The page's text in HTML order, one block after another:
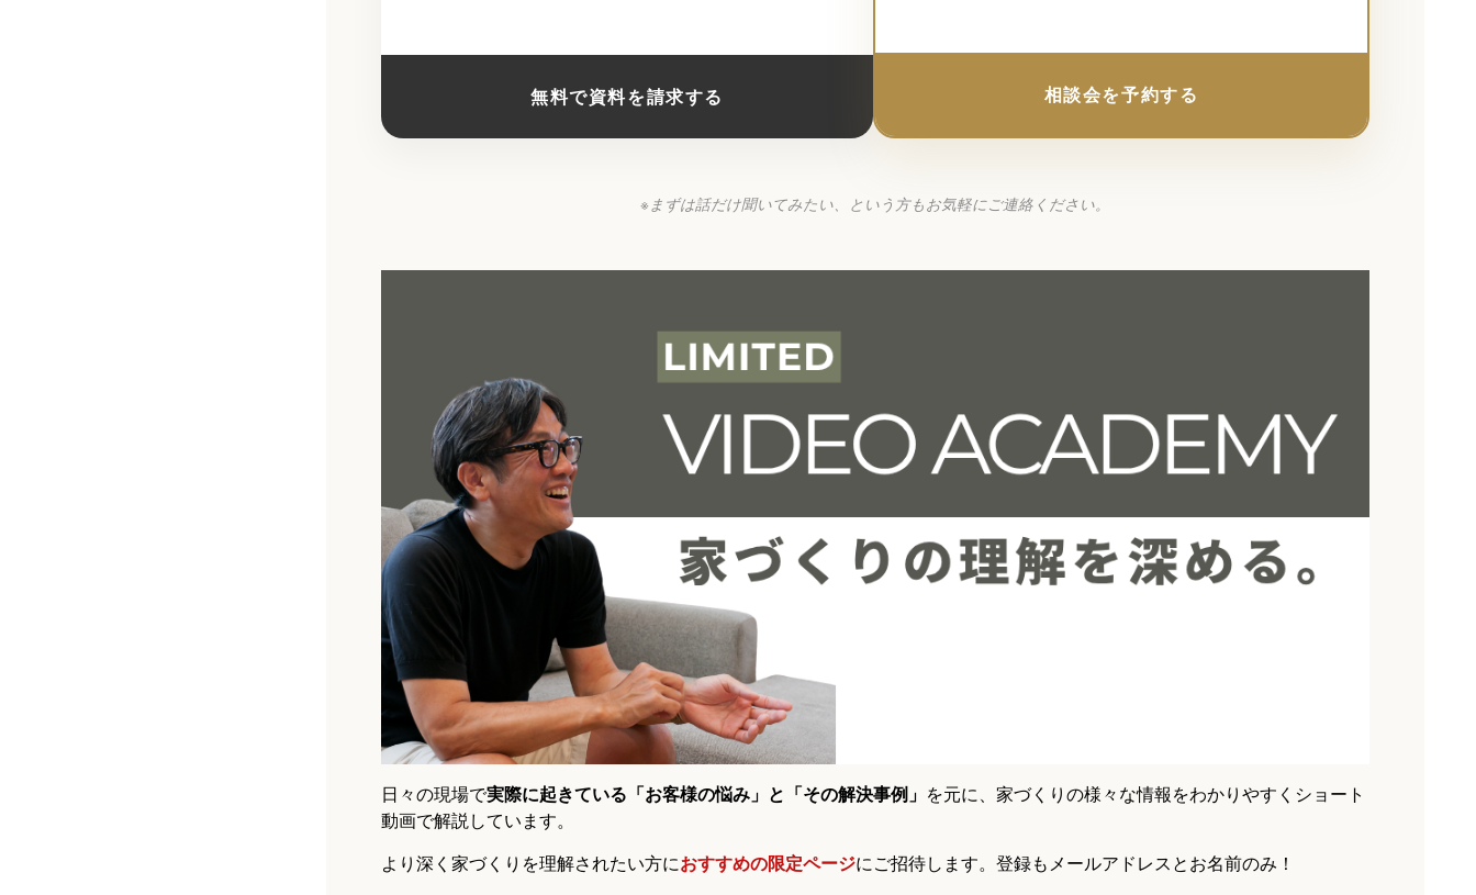
無料で資料を請求する 相談会を予約する
※まずは話だけ聞いてみたい、という方もお気軽にご連絡ください。
日々の現場で実際に起きている「お客様の悩み」と「その解決事例」 を元に、家づくりの様々な情報をわかりやすくショート
動画で解説しています。
より深く家づくりを理解されたい方におすすめの限定ページにご招待します。登録もメールアドレスとお名前のみ！